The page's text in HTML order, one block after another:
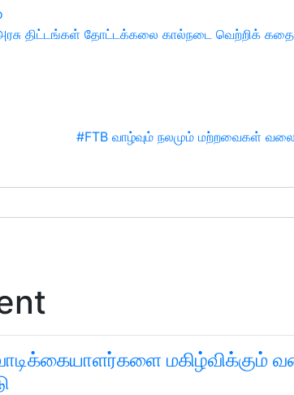
திட்டங்கள் தோட்டக்கலை கால்நடை வெற்றிக்
#FTB வாழ்வும் நலமும் மற்றவைகள்
வாடிக்கையாளர்களை மகிழ்விக்கும்